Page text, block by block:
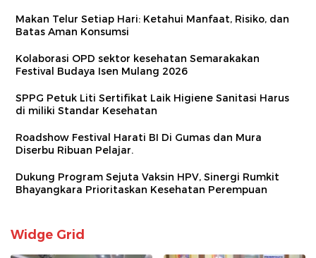
Makan Telur Setiap Hari: Ketahui Manfaat, Risiko, dan
Batas Aman Konsumsi
Kolaborasi OPD sektor kesehatan Semarakakan
Festival Budaya Isen Mulang 2026
SPPG Petuk Liti Sertifikat Laik Higiene Sanitasi Harus
di miliki Standar Kesehatan
Roadshow Festival Harati BI Di Gumas dan Mura
Diserbu Ribuan Pelajar.
Dukung Program Sejuta Vaksin HPV, Sinergi Rumkit
Bhayangkara Prioritaskan Kesehatan Perempuan
Widge Grid